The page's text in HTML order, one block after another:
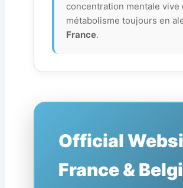
concentration mentale vive
métabolisme toujours en
France.
Official
France &